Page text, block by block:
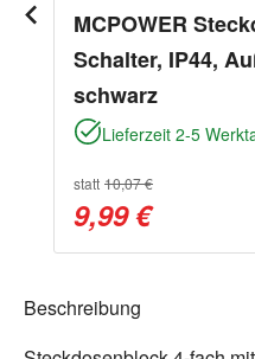
MCPOWER
Schalter, IP44,
schwarz
Lieferzeit 2-5
statt 10,07 €
9,99 €
Beschreibung